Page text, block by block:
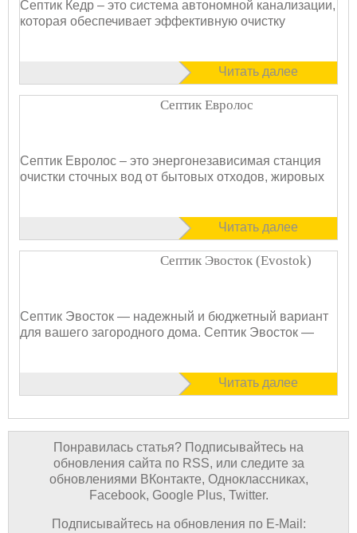
Септик Кедр – это система автономной канализации,
которая обеспечивает эффективную очистку
Читать далее
Септик Евролос
Септик Евролос – это энергонезависимая станция
очистки сточных вод от бытовых отходов, жировых
Читать далее
Септик Эвосток (Evostok)
Септик Эвосток — надежный и бюджетный вариант
для вашего загородного дома. Септик Эвосток —
Читать далее
Понравилась статья? Подписывайтесь на
обновления сайта по RSS, или следите за
обновлениями ВКонтакте, Одноклассниках,
Facebook, Google Plus, Twitter.
Подписывайтесь на обновления по E-Mail: